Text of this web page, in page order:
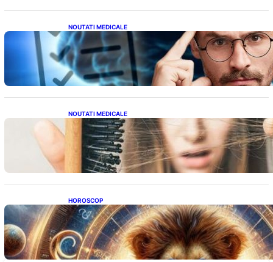
NOUTATI MEDICALE
Inteligența dincolo de note: Semnele unui IQ
ridicat care nu țin de școală
NOUTATI MEDICALE
Semnele unei deficiențe de proteine:
Impactul asupra sănătății tale
HOROSCOP
Portalul Leului 8/8: Oportunități de
Abundență pentru Cinci Zodii în 2026